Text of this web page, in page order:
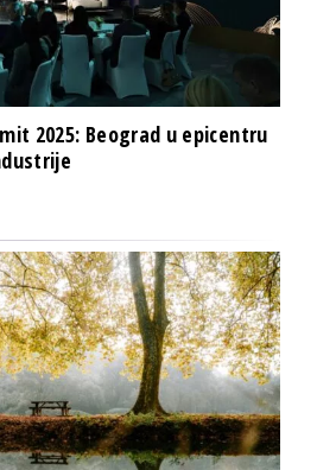
2025: Beograd u epicentru